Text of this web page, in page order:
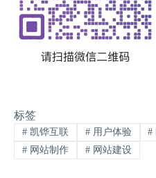
标签
#凯铧互联 #用户体验 #
#网站制作 #网站建设